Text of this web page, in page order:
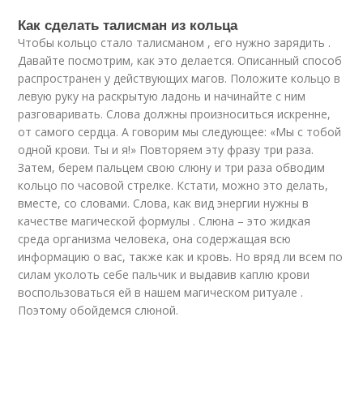
Как сделать талисман из кольца
Чтобы кольцо стало талисманом , его нужно зарядить .
Давайте посмотрим, как это делается. Описанный способ
распространен у действующих магов. Положите кольцо в
левую руку на раскрытую ладонь и начинайте с ним
разговаривать. Слова должны произноситься искренне,
от самого сердца. А говорим мы следующее: «Мы с тобой
одной крови. Ты и я!» Повторяем эту фразу три раза.
Затем, берем пальцем свою слюну и три раза обводим
кольцо по часовой стрелке. Кстати, можно это делать,
вместе, со словами. Слова, как вид энергии нужны в
качестве магической формулы . Слюна – это жидкая
среда организма человека, она содержащая всю
информацию о вас, также как и кровь. Но вряд ли всем по
силам уколоть себе пальчик и выдавив каплю крови
воспользоваться ей в нашем магическом ритуале .
Поэтому обойдемся слюной.